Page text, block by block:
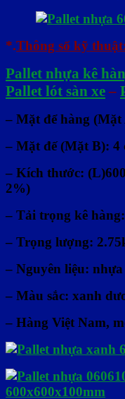
*.Thông số kỹ
Pallet nhựa kê
Pallet lót sàn xe –
– Mặt để hàng
– Mặt đế (Mặt B): 4
– Kích thước:
2%)
– Tải trọng kê
– Trọng lượng:
– Nguyên liệu:
– Màu sắc: xanh
– Hàng Việt Nam,